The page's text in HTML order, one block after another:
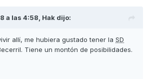
a las 4:58, Hak dijo:
allí, me hubiera gustado tener la SD
Tiene un montón de posibilidades.